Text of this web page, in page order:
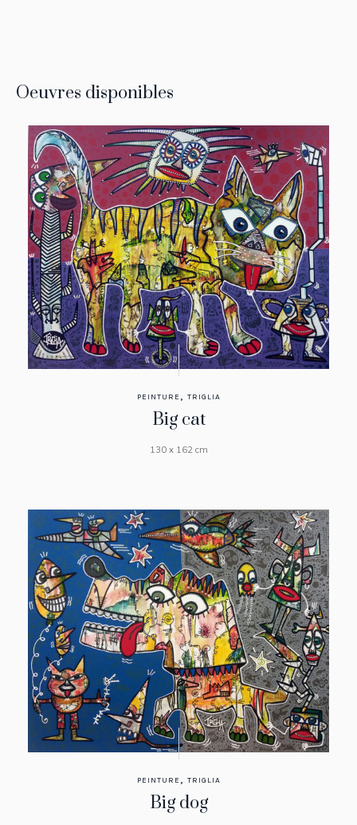
Oeuvres disponibles
PEINTURE , TRIGLIA
Big cat
130 x 162 cm
PEINTURE , TRIGLIA
Big dog